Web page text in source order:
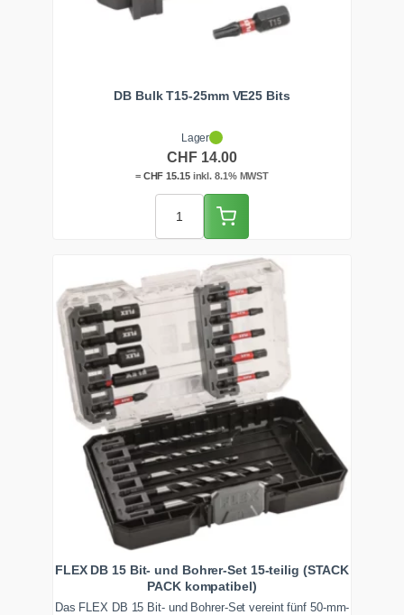
DB Bulk T15-25mm VE25 Bits
Lager
CHF 14.00
= CHF 15.15inkl. 8.1% MWST
FLEX DB 15 Bit- und Bohrer-Set 15-teilig (STACK
PACK kompatibel)
Das FLEX DB 15 Bit- und Bohrer-Set vereint fünf 50-mm-